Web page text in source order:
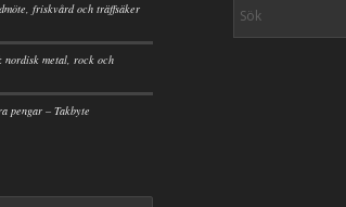
friskvård och träffsäker
nordisk metal, rock och
pengar – Takbyte